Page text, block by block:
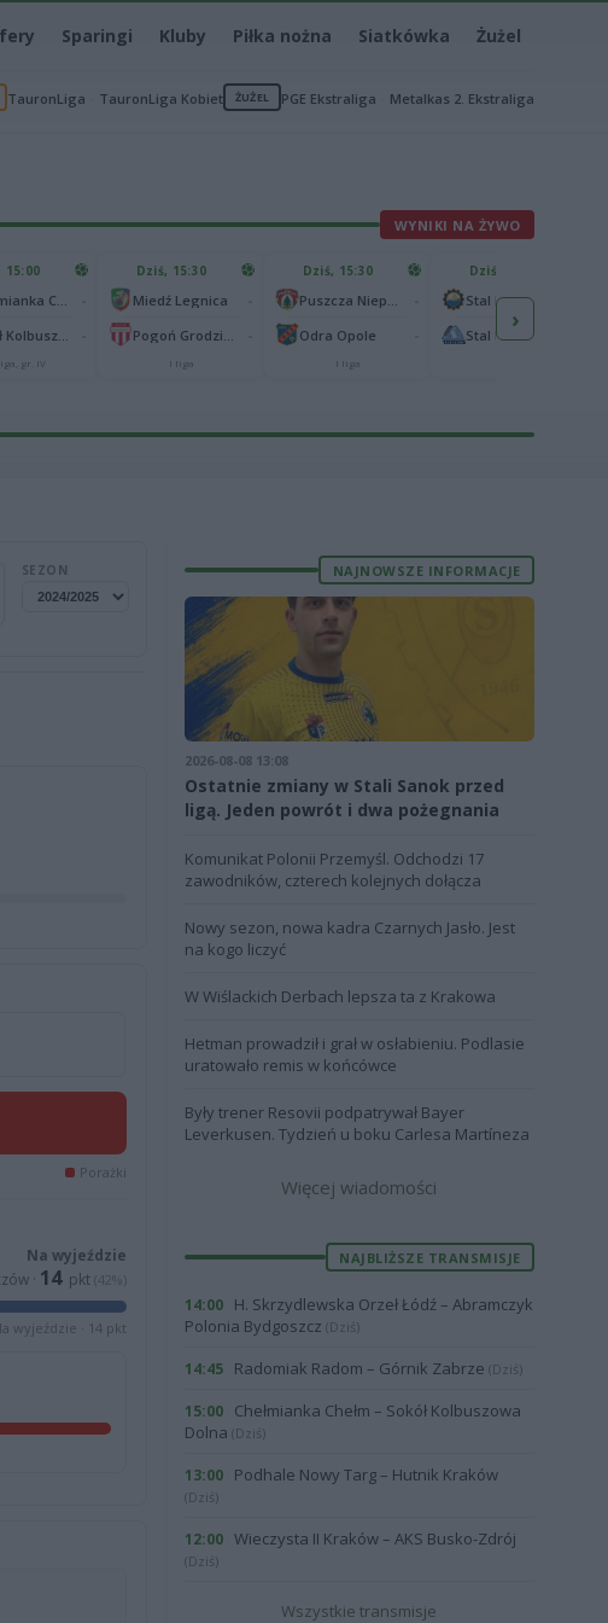
Sparingi Kluby Piłka nożna Siatkówka Żużel
TauronLiga TauronLiga Kobiet ŻUŻEL PGE Ekstraliga Metalkas 2. Ekstraliga
WYNIKI NA ŻYWO
15:00
gr. IV
Dziś, 15:30
Miedź Legnica
I liga
Dziś, 15:30
Odra Opole
I liga
Dziś, 15:30
Stal Mielec
Stal Rzeszów
›
SEZON
Porażki
Na wyjeździe
· 14 pkt (42%)
wyjeździe · 14 pkt
NAJNOWSZE INFORMACJE
2026-08-08 13:08
Ostatnie zmiany w Stali Sanok przed
ligą. Jeden powrót i dwa pożegnania
Komunikat Polonii Przemyśl. Odchodzi 17
zawodników, czterech kolejnych dołącza
Nowy sezon, nowa kadra Czarnych Jasło. Jest
na kogo liczyć
W Wiślackich Derbach lepsza ta z Krakowa
Hetman prowadził i grał w osłabieniu. Podlasie
uratowało remis w końcówce
Były trener Resovii podpatrywał Bayer
Leverkusen. Tydzień u boku Carlesa Martíneza
Więcej wiadomości
NAJBLIŻSZE TRANSMISJE
14:00
H. Skrzydlewska Orzeł Łódź – Abramczyk
Polonia Bydgoszcz (Dziś)
14:45 Radomiak Radom – Górnik Zabrze (Dziś)
15:00
Chełmianka Chełm – Sokół Kolbuszowa
Dolna (Dziś)
13:00 Podhale Nowy Targ – Hutnik Kraków
(Dziś)
12:00 Wieczysta II Kraków – AKS Busko-Zdrój
(Dziś)
Wszystkie transmisje